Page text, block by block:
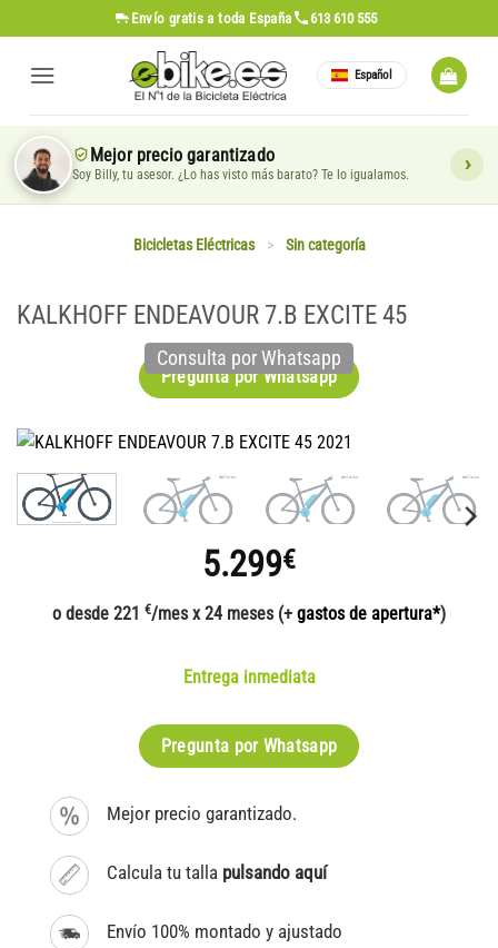
al
contenido
Envío gratis a toda España 613 610 555
Español
Mejor precio garantizado
Soy Billy, tu asesor. ¿Lo has visto más barato? Te lo igualamos.
Bicicletas Eléctricas > Sin categoría
KALKHOFF ENDEAVOUR 7.B EXCITE 45
Pregunta por Whatsapp
Consulta por Whatsapp
5.299€
o desde 221 €/mes x 24 meses (+ gastos de apertura*)
Entrega inmediata
Pregunta por Whatsapp
Mejor precio garantizado.
Calcula tu talla pulsando aquí
Envío 100% montado y ajustado